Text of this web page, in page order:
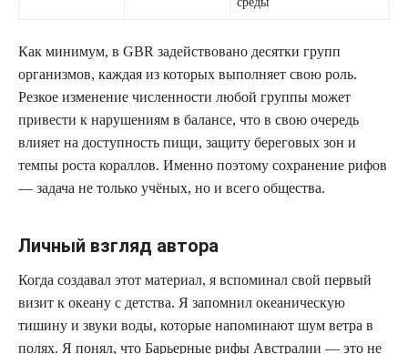
Как минимум, в GBR задействовано десятки групп
организмов, каждая из которых выполняет свою роль.
Резкое изменение численности любой группы может
привести к нарушениям в балансе, что в свою очередь
влияет на доступность пищи, защиту береговых зон и
темпы роста кораллов. Именно поэтому сохранение рифов
— задача не только учёных, но и всего общества.
Личный взгляд автора
Когда создавал этот материал, я вспоминал свой первый
визит к океану с детства. Я запомнил океаническую
тишину и звуки воды, которые напоминают шум ветра в
полях. Я понял, что Барьерные рифы Австралии — это не